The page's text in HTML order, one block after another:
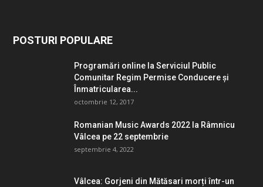
POSTURI POPULARE
Programări online la Serviciul Public
Comunitar Regim Permise Conducere şi
Înmatricularea...
octombrie 12, 2017
Romanian Music Awards 2022 la Râmnicu
Vâlcea pe 22 septembrie
septembrie 4, 2022
Vâlcea: Gorjeni din Mătăsari morți într-un